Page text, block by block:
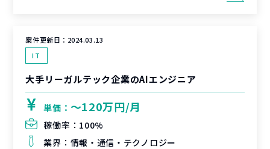
案件更新日： 2024.03.13
IT
大手リーガルテック企業のAIエンジニア
単価： 〜120万円/月
稼働率： 100%
業界： 情報・通信・テクノロジー